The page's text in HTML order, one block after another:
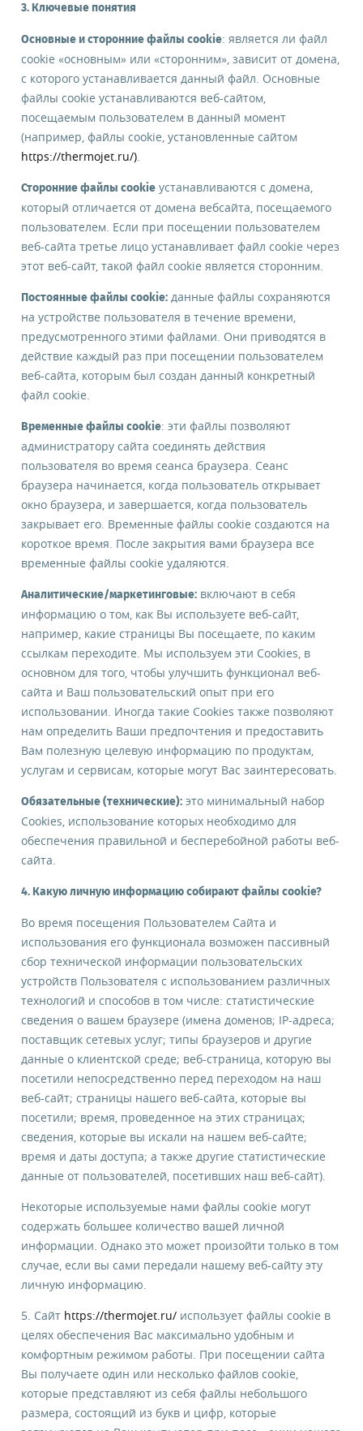
3. Ключевые понятия
Основные и сторонние файлы cookie: является ли файл
cookie «основным» или «сторонним», зависит от домена,
с которого устанавливается данный файл. Основные
файлы cookie устанавливаются веб-сайтом,
посещаемым пользователем в данный момент
(например, файлы cookie, установленные сайтом
https://thermojet.ru/).
Сторонние файлы cookie устанавливаются с домена,
который отличается от домена вебсайта, посещаемого
пользователем. Если при посещении пользователем
веб-сайта третье лицо устанавливает файл cookie через
этот веб-сайт, такой файл cookie является сторонним.
Постоянные файлы cookie: данные файлы сохраняются
на устройстве пользователя в течение времени,
предусмотренного этими файлами. Они приводятся в
действие каждый раз при посещении пользователем
веб-сайта, которым был создан данный конкретный
файл cookie.
Временные файлы cookie: эти файлы позволяют
администратору сайта соединять действия
пользователя во время сеанса браузера. Сеанс
браузера начинается, когда пользователь открывает
окно браузера, и завершается, когда пользователь
закрывает его. Временные файлы cookie создаются на
короткое время. После закрытия вами браузера все
временные файлы cookie удаляются.
Аналитические/маркетинговые: включают в себя
информацию о том, как Вы используете веб-сайт,
например, какие страницы Вы посещаете, по каким
ссылкам переходите. Мы используем эти Cookies, в
основном для того, чтобы улучшить функционал веб-
сайта и Ваш пользовательский опыт при его
использовании. Иногда такие Cookies также позволяют
нам определить Ваши предпочтения и предоставить
Вам полезную целевую информацию по продуктам,
услугам и сервисам, которые могут Вас заинтересовать.
Обязательные (технические): это минимальный набор
Cookies, использование которых необходимо для
обеспечения правильной и бесперебойной работы веб-
сайта.
4. Какую личную информацию собирают файлы cookie?
Во время посещения Пользователем Сайта и
использования его функционала возможен пассивный
сбор технической информации пользовательских
устройств Пользователя с использованием различных
технологий и способов в том числе: статистические
сведения о вашем браузере (имена доменов; IP-адреса;
поставщик сетевых услуг; типы браузеров и другие
данные о клиентской среде; веб-страница, которую вы
посетили непосредственно перед переходом на наш
веб-сайт; страницы нашего веб-сайта, которые вы
посетили; время, проведенное на этих страницах;
сведения, которые вы искали на нашем веб-сайте;
время и даты доступа; а также другие статистические
данные от пользователей, посетивших наш веб-сайт).
Некоторые используемые нами файлы cookie могут
содержать большее количество вашей личной
информации. Однако это может произойти только в том
случае, если вы сами передали нашему веб-сайту эту
личную информацию.
5. Сайт https://thermojet.ru/ использует файлы cookie в
целях обеспечения Вас максимально удобным и
комфортным режимом работы. При посещении сайта
Вы получаете один или несколько файлов cookie,
которые представляют из себя файлы небольшого
размера, состоящий из букв и цифр, которые
ЗАКАЗАТЬ ОБОРУДОВАНИЕ